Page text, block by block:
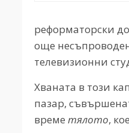
реформаторски
още
телевизионни
Хваната в този
пазар,
време тялото,